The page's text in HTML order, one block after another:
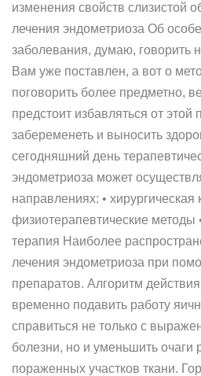
изменения свойств слизистой
лечения эндометриоза Об
заболевания, думаю, говорить
Вам уже поставлен, а вот о
поговорить более предметно,
предстоит избавляться от
забеременеть и выносить
сегодняшний день
эндометриоза может
направлениях: • хирургическая
физиотерапевтические методы
терапия Наиболее
лечения эндометриоза при
препаратов. Алгоритм
временно подавить работу
справиться не только с
болезни, но и уменьшить очаги
пораженных участков ткани.